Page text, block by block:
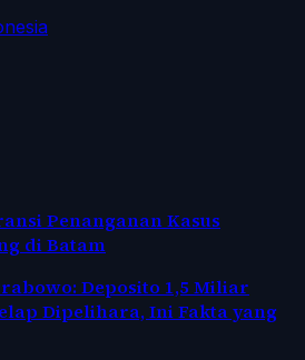
Penanganan Kasus
di Batam
Deposito 1,5 Miliar
Dipelihara, Ini Fakta yang